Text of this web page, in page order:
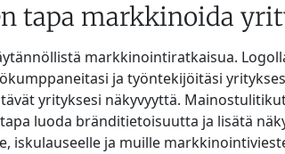
tapa markkinoida
markkinointiratkaisua.
ja työntekijöitäsi
yrityksesi näkyvyyttä.
luoda bränditietoisuutta ja lisätä
iskulauseelle ja muille